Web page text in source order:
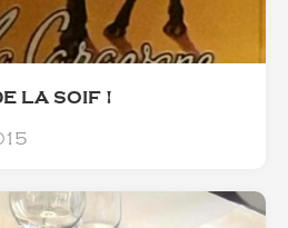
LA SOIF !